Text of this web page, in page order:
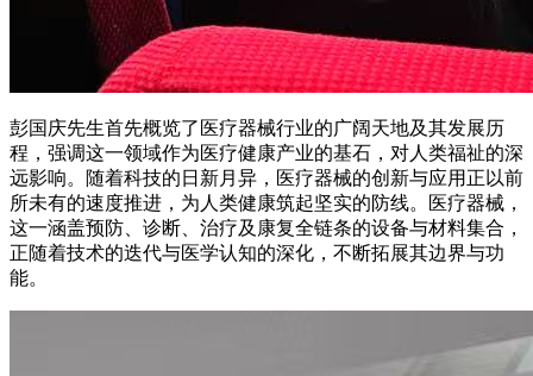
彭国庆先生首先概览了医疗器械行业的广阔天地及其发展历
程，强调这一领域作为医疗健康产业的基石，对人类福祉的深
远影响。随着科技的日新月异，医疗器械的创新与应用正以前
所未有的速度推进，为人类健康筑起坚实的防线。医疗器械，
这一涵盖预防、诊断、治疗及康复全链条的设备与材料集合，
正随着技术的迭代与医学认知的深化，不断拓展其边界与功
能。